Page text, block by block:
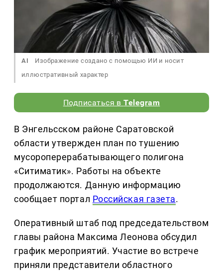
AI
Изображение создано с помощью ИИ и носит
иллюстративный характер
Подписаться вTelegram
В Энгельсском районе Саратовской
области утвержден план по тушению
мусороперерабатывающего полигона
«Ситиматик». Работы на объекте
продолжаются. Данную информацию
сообщает портал Российская газета.
Оперативный штаб под председательством
главы района Максима Леонова обсудил
график мероприятий. Участие во встрече
приняли представители областного